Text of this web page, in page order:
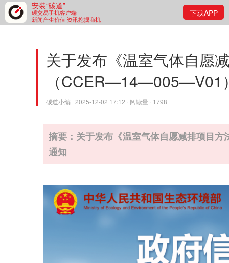
安装“碳道”
碳交易手机客户端
新闻产生价值 资讯挖掘商机
下载APP
关于发布《温室气体自愿
（CCER—14—005—V01
碳道小编 · 2025-12-02 17:12 · 阅读量 · 1798
摘要：关于发布《温室气体自愿减排项目
通知